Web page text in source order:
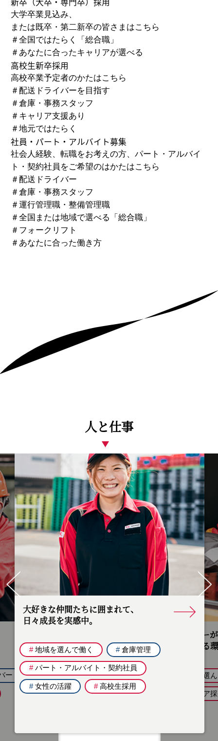
大学卒業見込み、
または既卒・第二新卒の皆さまはこちら
＃全国ではたらく「総合職」
＃ あなたに合ったキャリアが選べる
高校生新卒採用
高校卒業予定者のかたはこちら
＃配送ドライバーを目指す
＃倉庫・事務スタッフ
＃ キャリア支援あり
＃地元ではたらく
社員・パート・アルバイト募集
社会人経験、転職をお考えの方、パート・アルバイ
ト・契約社員をご希望のはかたはこちら
＃配送ドライバー
＃倉庫・事務スタッフ
＃運行管理職・整備管理職
＃全国または地域で選べる「総合職」
＃ フォークリフト
＃ あなたに合った働き方
人と仕事
ドライバーが本当に
安心できる環境が揃っている。
#地域を選んで働く #ドライバー
#キャリア採用 # 高校生採用
物流品質の
効率的な配
全国で働く
新卒（大
Pr
ev
io
us
Ne
xt